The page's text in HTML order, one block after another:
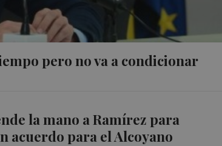
pero no va a condicionar
la mano a Ramírez para
acuerdo para el Alcoyano